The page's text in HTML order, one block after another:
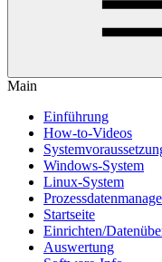
Main
Einführung
How-to-Videos
Windows-System
Linux-System
Startseite
Einrichten/
Auswertung